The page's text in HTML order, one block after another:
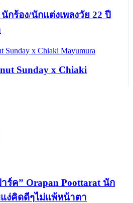
กร้อง/นักแต่งเพลงวัย 22 ปี
Sunday x Chiaki
ร์ค” Orapan Poottarat นัก
แง่คิดดีๆไม่แพ้หน้าตา